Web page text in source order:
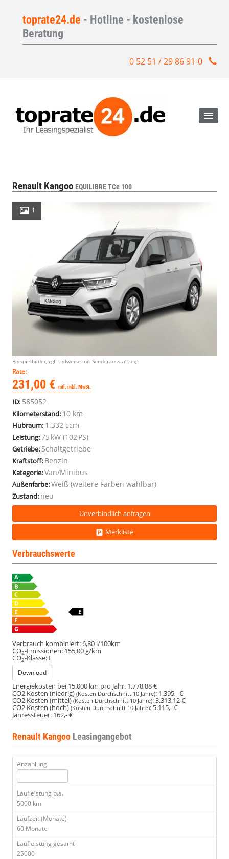
toprate24.de - Hotline - kostenlose
Beratung
0 52 51 / 29 86 91-0
Renault Kangoo EQUILIBRE TCe 100
1
Beispielbilder, ggf. teilweise mit Sonderausstattung
Rate:
231,00 € mtl. inkl. MwSt.
ID: 585052
Kilometerstand: 10 km
Hubraum: 1.332 ccm
Leistung:75 kW (102 PS)
Getriebe: Schaltgetriebe
Kraftstoff: Benzin
Kategorie:Van/Minibus
Außenfarbe:Weiß (weitere Farben wählbar)
Zustand: neu
Unverbindlich anfragen
Merkliste
Verbrauchswerte
Verbrauch kombiniert:6,80 l/100km
CO2-Emissionen: 155,00 g/km
CO2-Klasse: E
Download
Energiekosten bei 15.000 km pro Jahr: 1.778,88 €
CO2 Kosten (niedrig) (Kosten Durchschnitt 10 Jahre): 1.395,- €
CO2 Kosten (mittel)(Kosten Durchschnitt 10 Jahre):3.313,12 €
CO2 Kosten (hoch) (Kosten Durchschnitt 10 Jahre): 5.115,- €
Jahressteuer: 162,- €
Renault Kangoo Leasingangebot
Anzahlung
Laufleistung p.a.
5000 km
Laufzeit (Monate)
60 Monate
Laufleistung gesamt
25000